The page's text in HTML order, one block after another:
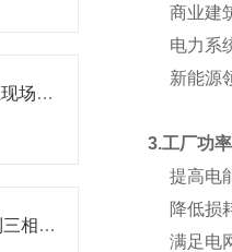
边缘计算网关可实现工业现场设备远程控制
安科瑞DTSD1352-C系列三相导轨电表在马来西亚光伏逆变器中的应用
商业建
电力系
新能源
3.工厂功
提高电
降低损
满足电